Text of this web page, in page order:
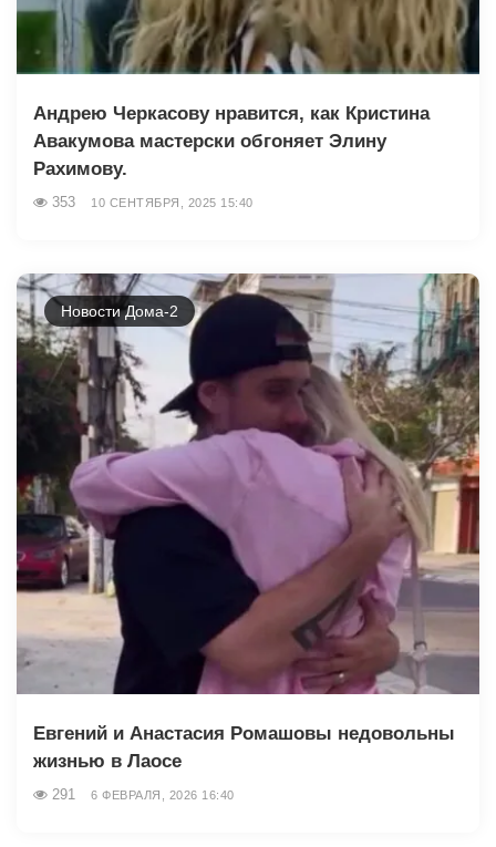
Андрею Черкасову нравится, как Кристина
Авакумова мастерски обгоняет Элину
Рахимову.
353 10 СЕНТЯБРЯ, 2025 15:40
Новости Дома-2
Евгений и Анастасия Ромашовы недовольны
жизнью в Лаосе
291 6 ФЕВРАЛЯ, 2026 16:40